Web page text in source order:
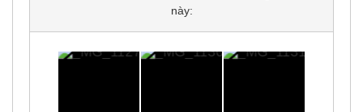
này: